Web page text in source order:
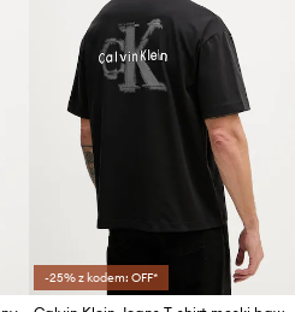
-25% z kodem: OFF*